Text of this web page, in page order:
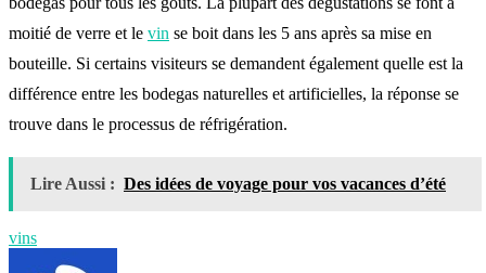
moitié de verre et le vin se boit dans les 5 ans après sa mise en
bouteille. Si certains visiteurs se demandent également quelle est la
différence entre les bodegas naturelles et artificielles, la réponse se
trouve dans le processus de réfrigération.
Lire Aussi : Des idées de voyage pour vos vacances d’été
vins